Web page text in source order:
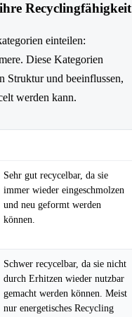
Recyclingfähigkeit
einteilen:
Diese Kategorien
Struktur und beeinflussen,
werden kann.
Sehr gut recycelbar, da sie
immer wieder eingeschmolzen
und neu geformt werden
können.
Schwer recycelbar, da sie nicht
durch Erhitzen wieder nutzbar
gemacht werden können. Meist
nur energetisches Recycling